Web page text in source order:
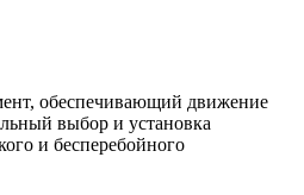
обеспечивающий движение
выбор и установка
и бесперебойного